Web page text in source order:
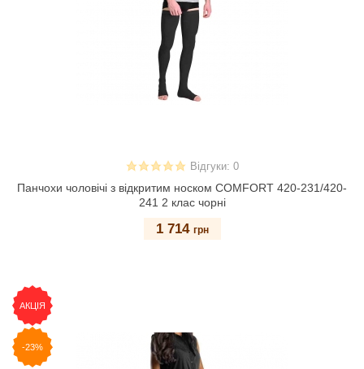
Відгуки: 0
Панчохи чоловічі з відкритим носком COMFORT 420-231/420-
241 2 клас чорні
1 714 грн
АКЦІЯ
-23%